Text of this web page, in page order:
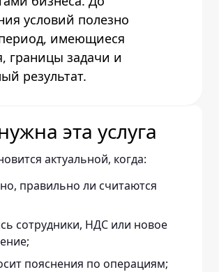
условий полезно
имеющиеся
границы задачи и
результат.
эта услуга
актуальной, когда:
правильно ли считаются
сотрудники, НДС или новое
пояснения по операциям;